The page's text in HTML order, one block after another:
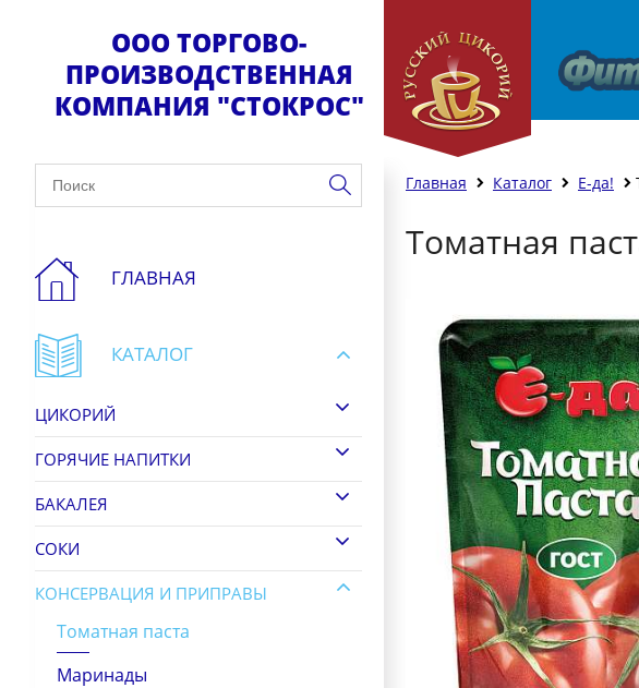
ООО ТОРГОВО-
ПРОИЗВОДСТВЕННАЯ
КОМПАНИЯ "СТОКРОС"
ГЛАВНАЯ
КАТАЛОГ
ЦИКОРИЙ
ГОРЯЧИЕ НАПИТКИ
БАКАЛЕЯ
СОКИ
КОНСЕРВАЦИЯ И ПРИПРАВЫ
Томатная паста
Маринады
Главная Каталог Е-да!
Томатная